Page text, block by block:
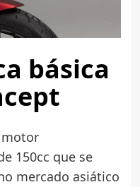
básica
motor
150cc que se
mercado asiático